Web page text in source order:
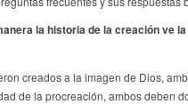
la historia de la creación ve
creados a la imagen de Dios,
de la procreación, ambos deben